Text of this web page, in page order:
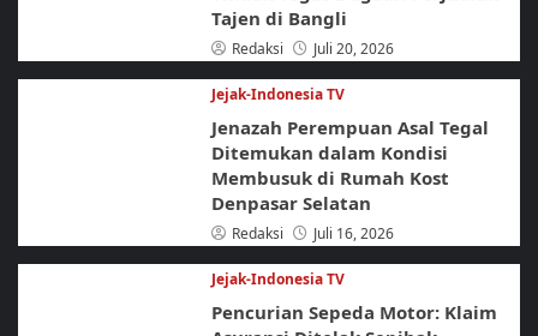
Tajen di Bangli
Redaksi Juli 20, 2026
Jejak-Indonesia TV
Jenazah Perempuan Asal Tegal
Ditemukan dalam Kondisi
Membusuk di Rumah Kost
Denpasar Selatan
Redaksi Juli 16, 2026
Jejak-Indonesia TV
Pencurian Sepeda Motor: Klaim